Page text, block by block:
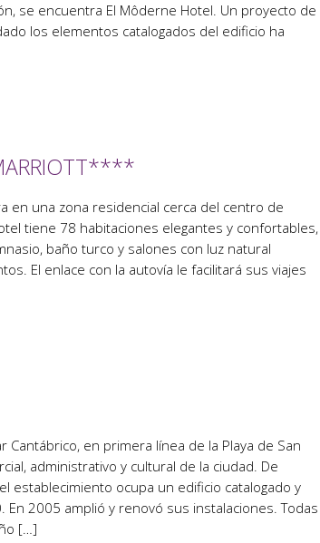
se encuentra El Môderne Hotel. Un proyecto de
los elementos catalogados del edificio ha
en una zona residencial cerca del centro de
tiene 78 habitaciones elegantes y confortables,
baño turco y salones con luz natural
El enlace con la autovía le facilitará sus viajes
en primera línea de la Playa de San
administrativo y cultural de la ciudad. De
establecimiento ocupa un edificio catalogado y
2005 amplió y renovó sus instalaciones. Todas
[…]